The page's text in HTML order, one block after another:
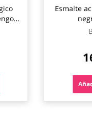
Esmalte